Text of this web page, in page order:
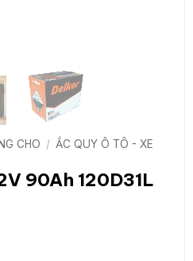
CHO / ẮC QUY Ô TÔ - XE
90Ah 120D31L